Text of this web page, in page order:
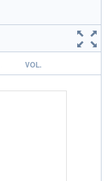
VEILLE
VOL.